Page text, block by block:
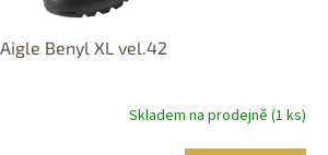
Aigle Benyl XL vel.42
Skladem na prodejně (1 ks)